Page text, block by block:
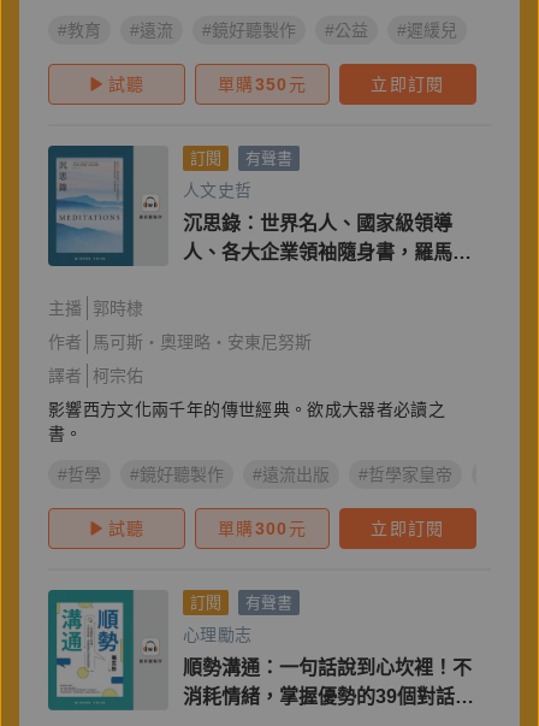
#教育 #遠流 #鏡好聽製作 #公益 #遲緩兒
試聽 單購350 元 立即訂閱
訂閱 有聲書
人文史哲
沉思錄：世界名人、國家級領導
人、各大企業領袖隨身書，羅馬哲
主播
郭時棣
作者
馬可斯‧奧理略‧安東尼努斯
譯者
柯宗佑
影響西方文化兩千年的傳世經典。欲成大器者必讀之
書。
#哲學 #鏡好聽製作 #遠流出版 #哲學家皇帝
試聽 單購300 元 立即訂閱
訂閱 有聲書
心理勵志
順勢溝通：一句話說到心坎裡！不
消耗情緒，掌握優勢的39個對話練